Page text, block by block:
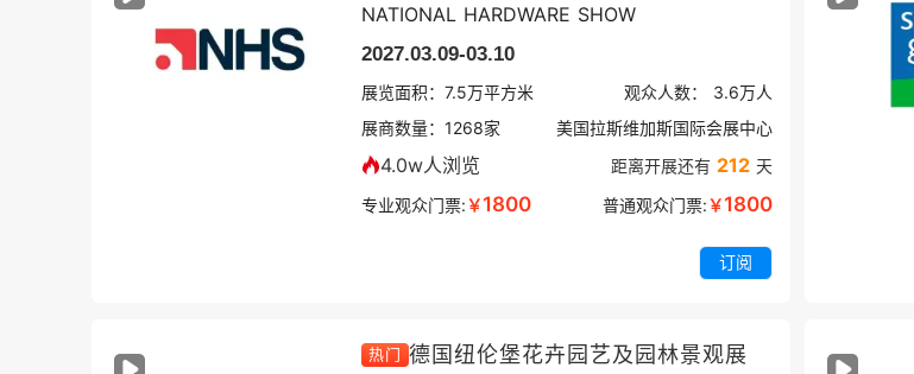
NATIONAL HARDWARE SHOW
2027.03.09-03.10
展览面积： 7.5万平方米 观众人数： 3.6万人
展商数量： 1268家 美国拉斯维加斯国际会展中心
4.0w人浏览 距离开展还有 212 天
专业观众门票:￥1800 普通观众门票:￥1800
订阅
热门 德国纽伦堡花卉园艺及园林景观展